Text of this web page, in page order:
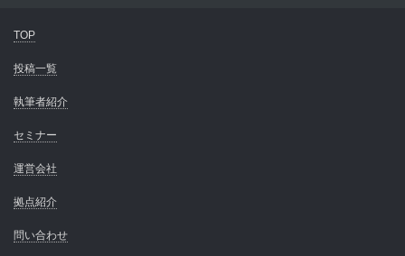
TOP
投稿一覧
執筆者紹介
セミナー
運営会社
拠点紹介
問い合わせ